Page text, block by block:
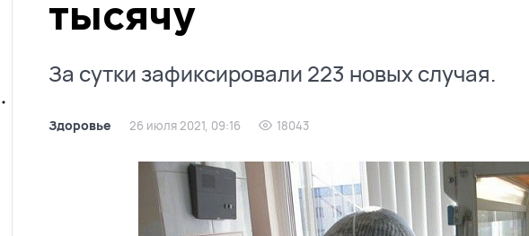
тысячу
За сутки зафиксировали 223 новых случая.
Здоровье 26 июля 2021, 09:16 18043